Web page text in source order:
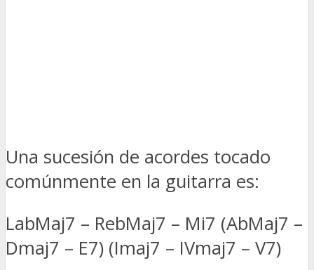
Una sucesión de acordes tocado
comúnmente en la guitarra es:
LabMaj7 – RebMaj7 – Mi7 (AbMaj7 –
Dmaj7 – E7) (Imaj7 – IVmaj7 – V7)